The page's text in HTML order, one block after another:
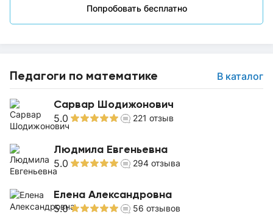
Попробовать бесплатно
Педагоги по математике В каталог
Сарвар Шодижонович
5.0 221 отзыв
Людмила Евгеньевна
5.0 294 отзыва
Елена Александровна
5.0 56 отзывов